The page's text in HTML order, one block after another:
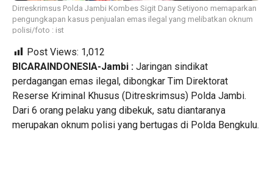
Dirreskrimsus Polda Jambi Kombes Sigit Dany Setiyono memaparkan
pengungkapan kasus penjualan emas ilegal yang melibatkan oknum
polisi/foto : ist
Post Views: 1,012
BICARAINDONESIA-Jambi : Jaringan sindikat
perdagangan emas ilegal, dibongkar Tim Direktorat
Reserse Kriminal Khusus (Ditreskrimsus) Polda Jambi.
Dari 6 orang pelaku yang dibekuk, satu diantaranya
merupakan oknum polisi yang bertugas di Polda Bengkulu.